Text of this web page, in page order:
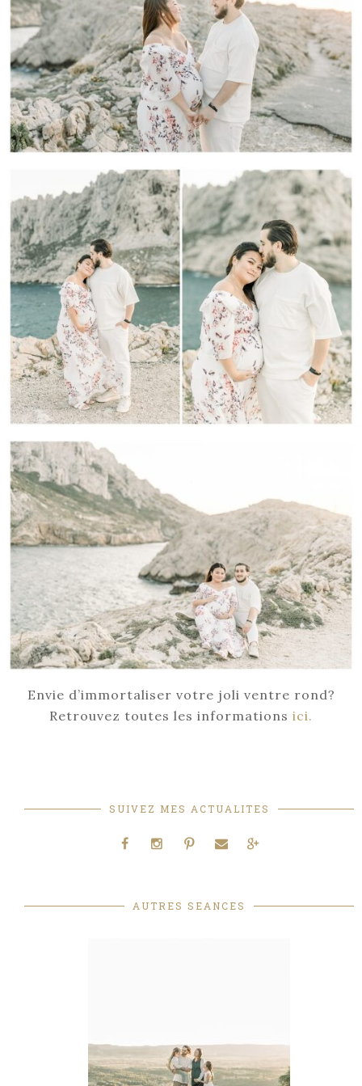
Envie d’immortaliser votre joli ventre rond?
Retrouvez toutes les informations ici.
SUIVEZ MES ACTUALITES
AUTRES SEANCES